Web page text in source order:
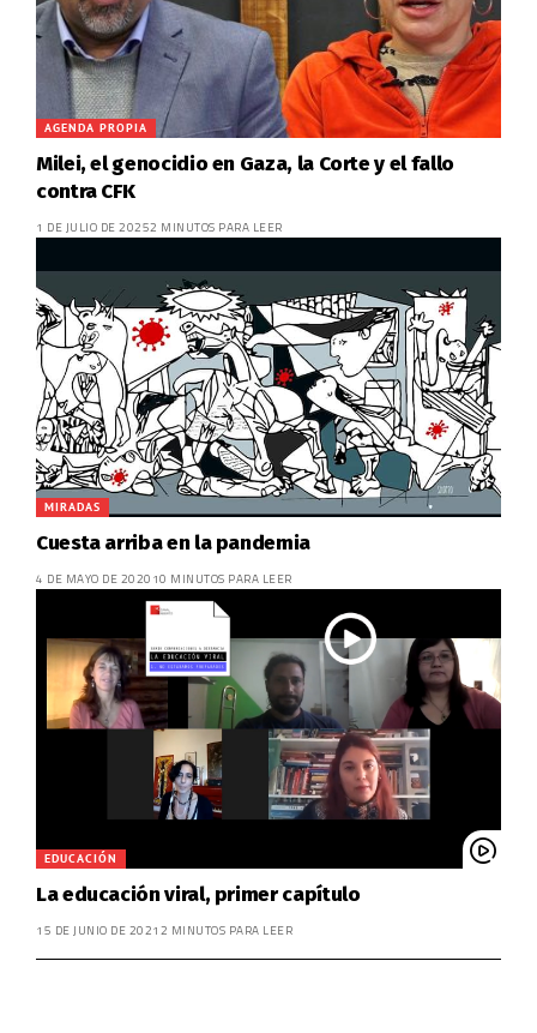
AGENDA PROPIA
Milei, el genocidio en Gaza, la Corte y el fallo
contra CFK
1 DE JULIO DE 20252 MINUTOS PARA LEER
MIRADAS
Cuesta arriba en la pandemia
4 DE MAYO DE 2020 10 MINUTOS PARA LEER
EDUCACIÓN
La educación viral, primer capítulo
15 DE JUNIO DE 2021 2 MINUTOS PARA LEER